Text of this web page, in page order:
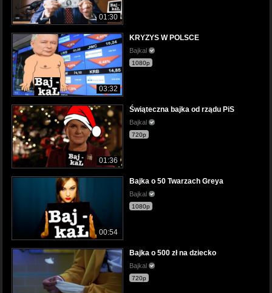
01:30
03:32
KRYZYS W POLSCE
Bajkal
1080p
01:36
Świąteczna bajka od rządu PiS
Bajkal
720p
00:54
Bajka o 50 Twarzach Greya
Bajkal
1080p
Bajka o 500 zł na dziecko
Bajkal
720p